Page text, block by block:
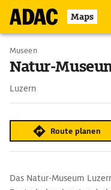
Maps
Museen
Natur-
Luzern
Route planen
Das Natur-Museum